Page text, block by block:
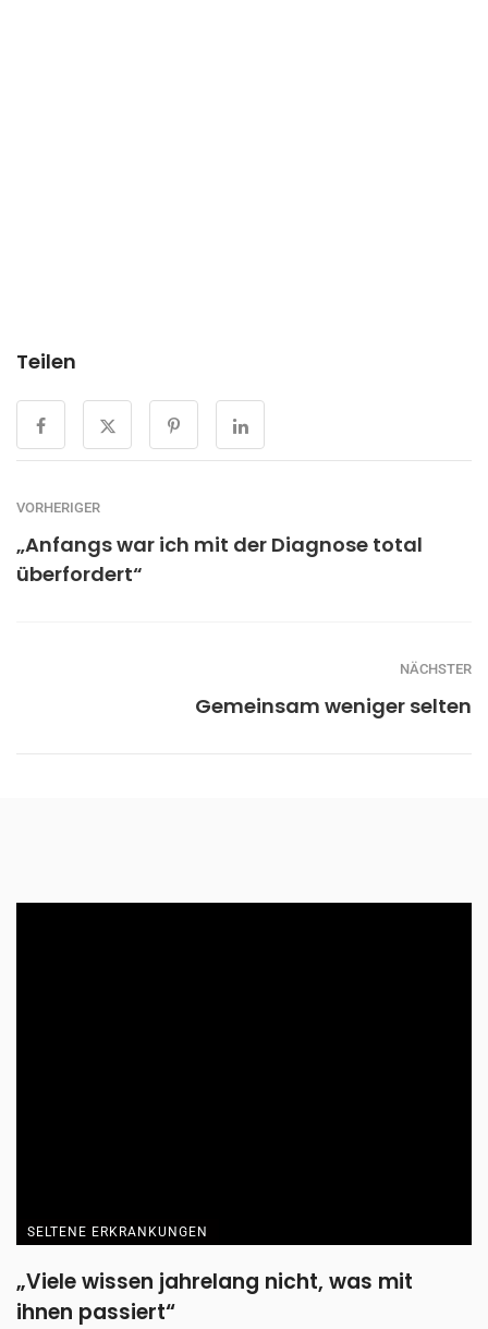
Teilen
VORHERIGER
„Anfangs war ich mit der Diagnose total
überfordert“
NÄCHSTER
Gemeinsam weniger selten
SELTENE ERKRANKUNGEN
„Viele wissen jahrelang nicht, was mit
ihnen passiert“